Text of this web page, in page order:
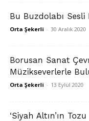
Bu Buzdolabı Sesli
Orta Şekerli - 30 Aralık 2020
Borusan Sanat
Müzikseverlerle
Orta Şekerli - 13 Eylül 2020
‘Siyah Altın’ın